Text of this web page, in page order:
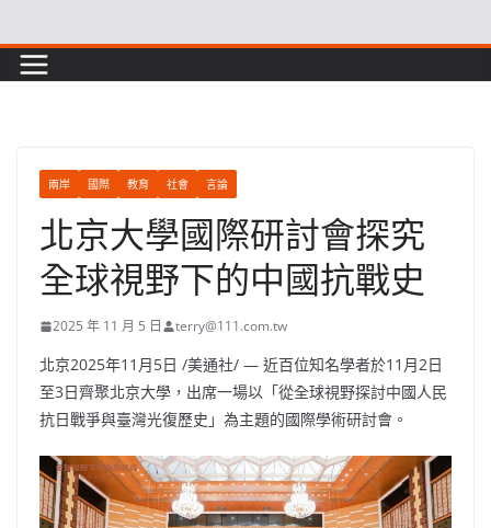
to
content
兩岸 國際 教育 社會 言論
北京大學國際研討會探究
全球視野下的中國抗戰史
2025 年 11 月 5 日 terry@111.com.tw
北京2025年11月5日 /美通社/ — 近百位知名學者於11月2日
至3日齊聚北京大學，出席一場以「從全球視野探討中國人民
抗日戰爭與臺灣光復歷史」為主題的國際學術研討會。